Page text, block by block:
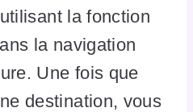
la fonction
la navigation
Une fois que
destination, vous